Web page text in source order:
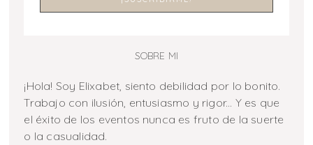
SOBRE MI
¡Hola! Soy Elixabet, siento debilidad por lo bonito.
Trabajo con ilusión, entusiasmo y rigor... Y es que
el éxito de los eventos nunca es fruto de la suerte
o la casualidad.